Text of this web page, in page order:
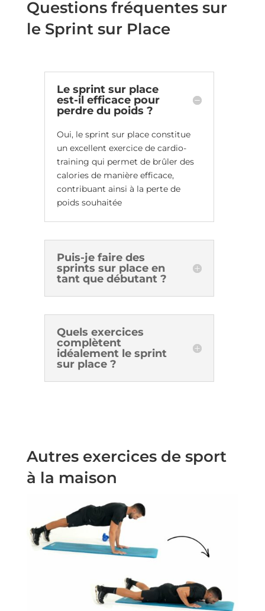
Questions fréquentes sur
le Sprint sur Place
Le sprint sur place
est-il efficace pour
perdre du poids ?
Oui, le sprint sur place constitue
un excellent exercice de cardio-
training qui permet de brûler des
calories de manière efficace,
contribuant ainsi à la perte de
poids souhaitée
Puis-je faire des
sprints sur place en
tant que débutant ?
Quels exercices
complètent
idéalement le sprint
sur place ?
Autres exercices de sport
à la maison